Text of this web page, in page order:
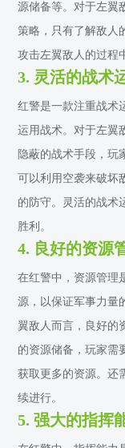
源储备等。对于左翼
策略，只有了解敌人
攻击左翼敌人的过程
3. 灵活的战术
红警是一款注重战术
运用战术。对于左翼
隐蔽的战术手段，玩
可以利用空袭来破坏
的防守。灵活的战术
胜利。
4. 良好的资源
在红警中，资源管理
源，以保证军事力量
翼敌人而言，良好的
的资源储备，玩家需
获取更多的资源。还
续进行。
5. 强大的指挥